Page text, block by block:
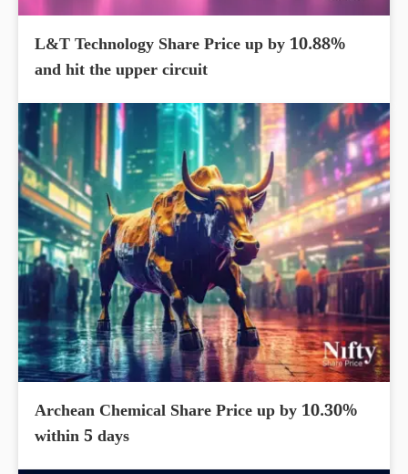
L&T Technology Share Price up by 10.88%
and hit the upper circuit
Archean Chemical Share Price up by 10.30%
within 5 days